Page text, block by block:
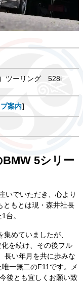
ツーリング 528i
案内]
5シリー
いでいただき、心より
ともとは現・森井社長
台。
集めていましたが、
を続け、その後フル
長い年月を共に歩みな
一無二のF11です。メ
後とも宜しくお願い致